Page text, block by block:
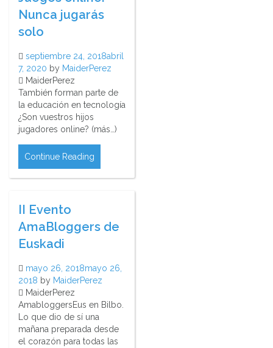
Nunca jugarás
solo
septiembre 24, 2018abril
7, 2020 by MaiderPerez
MaiderPerez
También forman parte de
la educación en tecnología
¿Son vuestros hijos
jugadores online? (más…)
Continue Reading
II Evento
AmaBloggers de
Euskadi
mayo 26, 2018mayo 26,
2018 by MaiderPerez
MaiderPerez
AmabloggersEus en Bilbo.
Lo que dio de sí una
mañana preparada desde
el corazón para todas las